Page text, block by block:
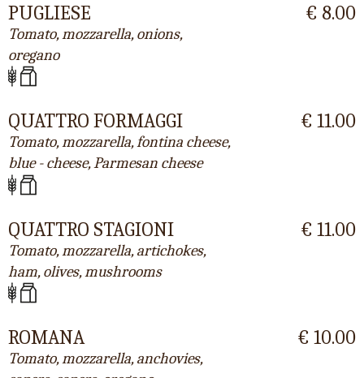
PUGLIESE
Tomato, mozzarella, onions,
oregano
€ 8.00
QUATTRO FORMAGGI
Tomato, mozzarella, fontina cheese,
blue - cheese, Parmesan cheese
€ 11.00
QUATTRO STAGIONI
Tomato, mozzarella, artichokes,
ham, olives, mushrooms
€ 11.00
ROMANA
Tomato, mozzarella, anchovies,
€ 10.00